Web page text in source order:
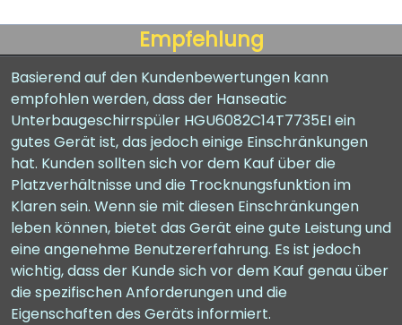
Empfehlung
Basierend auf den Kundenbewertungen kann
empfohlen werden, dass der Hanseatic
Unterbaugeschirrspüler HGU6082C14T7735EI ein
gutes Gerät ist, das jedoch einige Einschränkungen
hat. Kunden sollten sich vor dem Kauf über die
Platzverhältnisse und die Trocknungsfunktion im
Klaren sein. Wenn sie mit diesen Einschränkungen
leben können, bietet das Gerät eine gute Leistung und
eine angenehme Benutzererfahrung. Es ist jedoch
wichtig, dass der Kunde sich vor dem Kauf genau über
die spezifischen Anforderungen und die
Eigenschaften des Geräts informiert.